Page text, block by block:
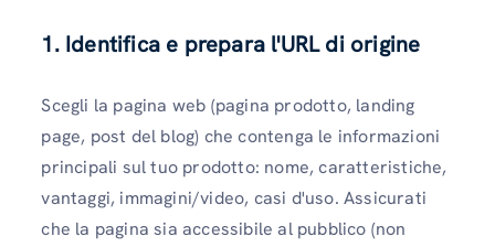
1. Identifica e prepara l'URL di origine
Scegli la pagina web (pagina prodotto, landing
page, post del blog) che contenga le informazioni
principali sul tuo prodotto: nome, caratteristiche,
vantaggi, immagini/video, casi d'uso. Assicurati
che la pagina sia accessibile al pubblico (non